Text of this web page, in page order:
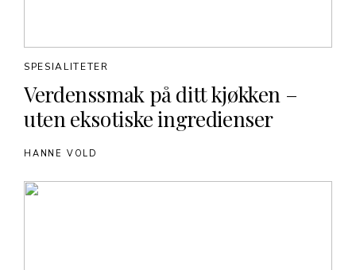
Verdenssmak på ditt kjøkken –
uten eksotiske ingredienser
SPESIALITETER
HANNE VOLD